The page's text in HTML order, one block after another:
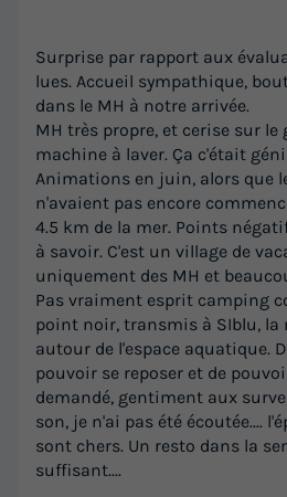
Surprise par rapport aux
lues. Accueil sympathique,
dans le MH à notre arrivée.
MH très propre, et cerise sur le
machine à laver. Ça c'était
Animations en juin, alors que
n'avaient pas encore
4.5 km de la mer. Points
à savoir. C'est un village de
uniquement des MH et
Pas vraiment esprit camping
point noir, transmis à SIblu,
autour de l'espace aquatique.
pouvoir se reposer et de
demandé, gentiment aux
son, je n'ai pas été écoutée....
sont chers. Un resto dans la
suffisant....